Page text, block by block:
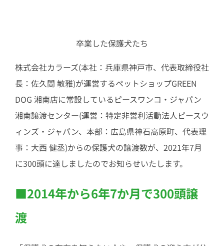
卒業した保護犬たち
株式会社カラーズ(本社：兵庫県神戸市、代表取締役社
長：佐久間 敏雅)が運営するペットショップGREEN
DOG 湘南店に常設しているピースワンコ・ジャパン
湘南譲渡センター(運営：特定非営利活動法人ピースウ
ィンズ・ジャパン、本部：広島県神石高原町、代表理
事：大西 健丞)からの保護犬の譲渡数が、2021年7月
に300頭に達しましたのでお知らせいたします。
■2014年から6年7か月で300頭譲
渡